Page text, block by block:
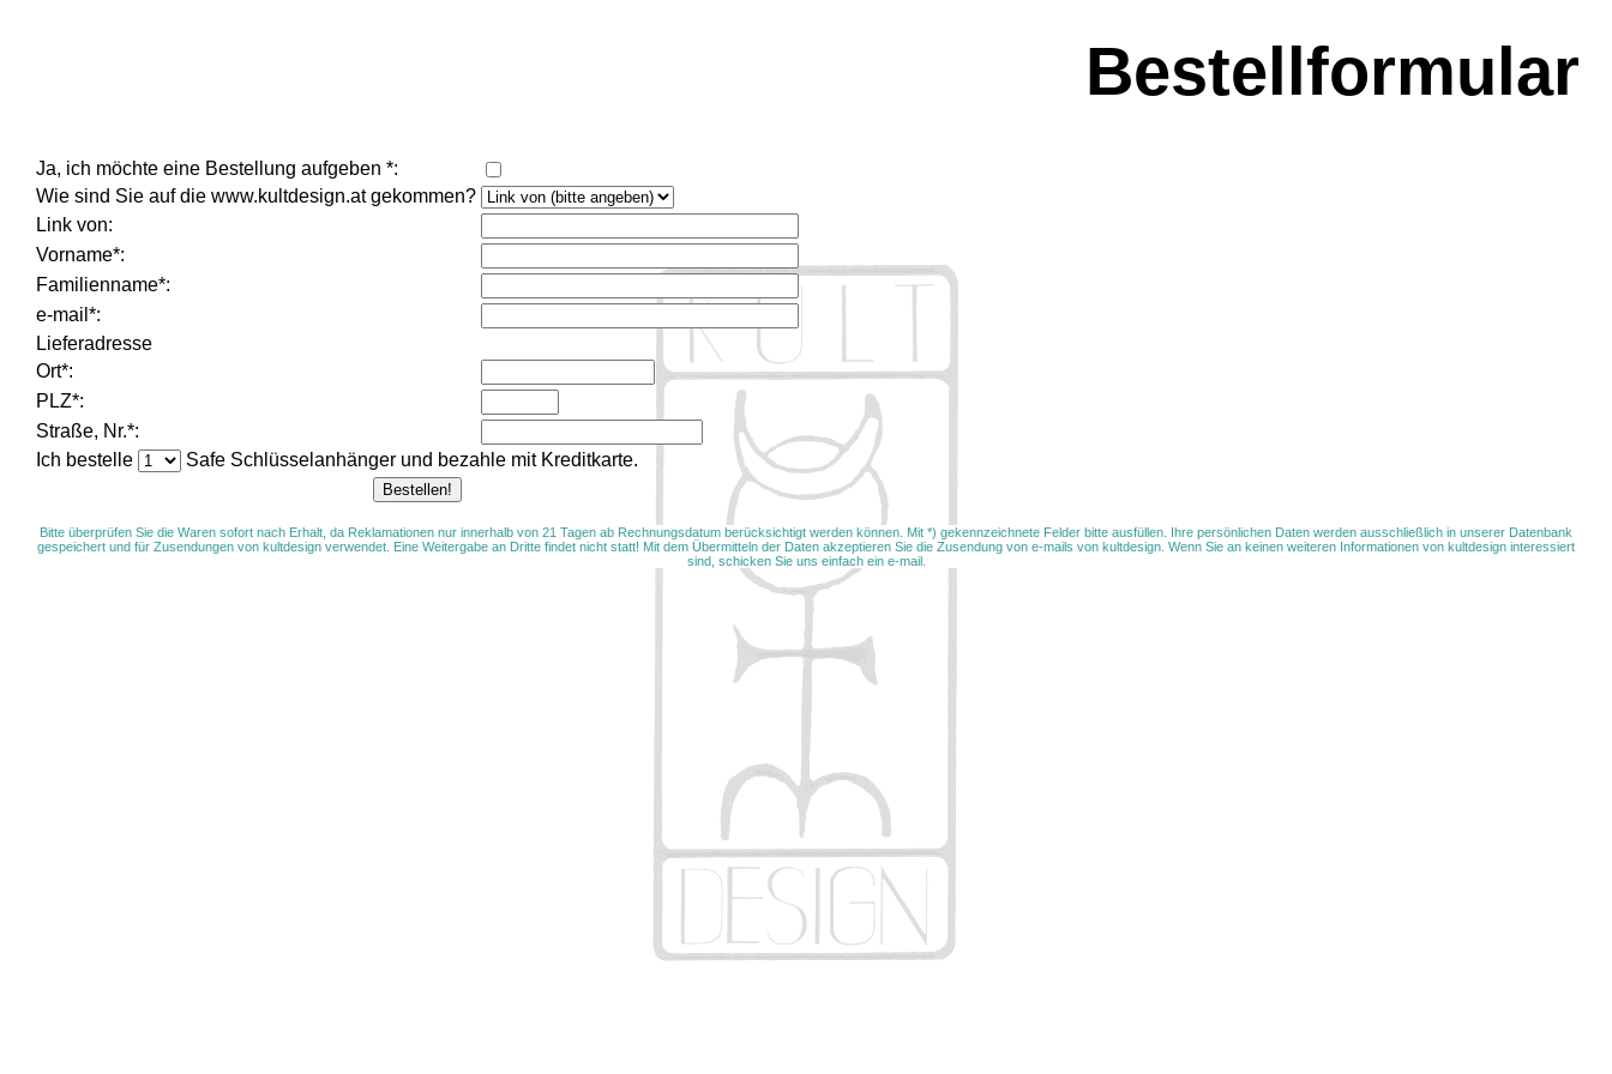
Bestellformular
Ja, ich möchte eine Bestellung aufgeben *:
Wie sind Sie auf die www.kultdesign.at gekommen?
Link von:
Vorname*:
Familienname*:
e-mail*:
Lieferadresse
Ort*:
PLZ*:
Straße, Nr.*:
Ich bestelle
Safe Schlüsselanhänger und bezahle mit Kreditkarte.
Bitte überprüfen Sie die Waren sofort nach Erhalt, da Reklamationen nur innerhalb von 21 Tagen ab Rechnungsdatum berücksichtigt werden können. Mit *) gekennzeichnete Felder bitte ausfüllen. Ihre persönlichen Daten werden ausschließlich in unserer Datenbank
gespeichert und für Zusendungen von kultdesign verwendet. Eine Weitergabe an Dritte findet nicht statt! Mit dem Übermitteln der Daten akzeptieren Sie die Zusendung von e-mails von kultdesign. Wenn Sie an keinen weiteren Informationen von kultdesign interessiert
sind, schicken Sie uns einfach ein e-mail.